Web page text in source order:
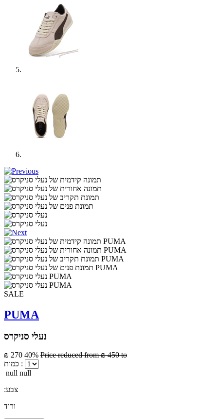
SALE
PUMA
נעלי סניקרס
₪ 270 40% Price reduced from₪ 450 to
כמות :
null null
:צבע
ורוד